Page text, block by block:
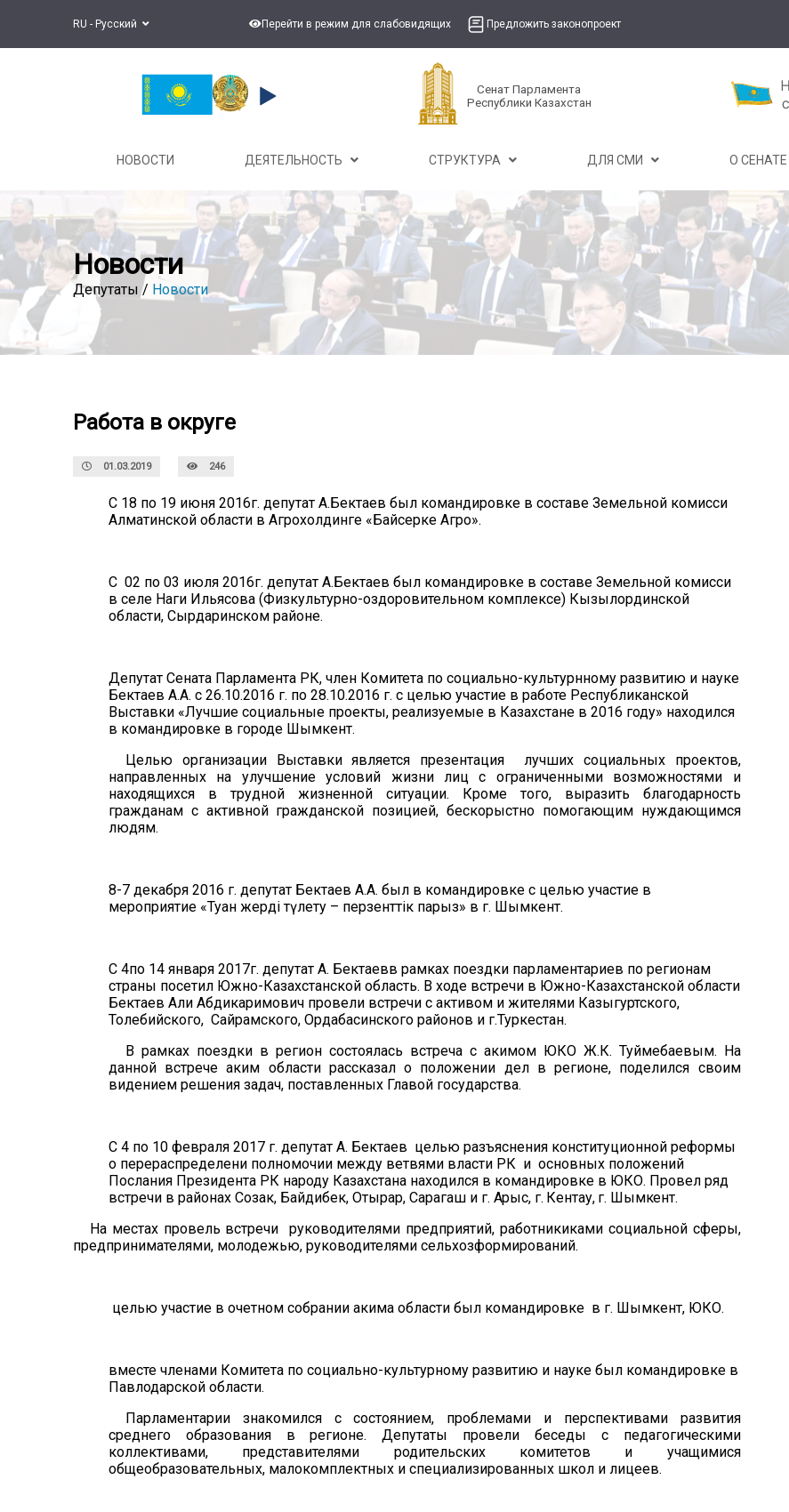
RU - Русский Перейти в режим для слабовидящих Предложить законопроект
Сенат Парламента
Республики Казахстан
НОВОСТИ ДЕЯТЕЛЬНОСТЬ СТРУКТУРА ДЛЯ СМИ О СЕНАТЕ
Новости
Депутаты / Новости
Работа в округе
01.03.2019 246
С 18 по 19 июня 2016г. депутат А.Бектаев был командировке в составе Земельной комисси
Алматинской области в Агрохолдинге «Байсерке Агро».
С 02 по 03 июля 2016г. депутат А.Бектаев был командировке в составе Земельной комисси
в селе Наги Ильясова (Физкультурно-оздоровительном комплексе) Кызылординской
области, Сырдаринском районе.
Депутат Сената Парламента РК, член Комитета по социально-культурнному развитию и науке
Бектаев А.А. с 26.10.2016 г. по 28.10.2016 г. с целью участие в работе Республиканской
Выставки «Лучшие социальные проекты, реализуемые в Казахстане в 2016 году» находился
в командировке в городе Шымкент.
Целью организации Выставки является презентация
лучших социальных проектов,
направленных на улучшение условий жизни лиц с ограниченными возможностями и
находящихся в трудной жизненной ситуации. Кроме того, выразить благодарность
гражданам с активной гражданской позицией, бескорыстно помогающим нуждающимся
людям.
8-7 декабря 2016 г. депутат Бектаев А.А. был в командировке с целью участие в
мероприятие «Туған жерді түлету – перзенттік парыз» в г. Шымкент.
С 4по 14 января 201 7г. депутат А. Бектаевв рамках поездки парламентариев по регионам
страны посетил Южно-Казахстанской область. В ходе встречи в Южно-Казахстанской области
Бектаев Али Абдикаримович провели встречи с активом и жителями Казыгуртского,
Толебийского, Сайрамского, Ордабасинского районов и г.Туркестан.
В рамках поездки в регион состоялась встреча с акимом ЮКО Ж.К. Туймебаевым. На
данной встрече аким области рассказал о положении дел в регионе, поделился своим
видением решения задач, поставленных Главой государства.
С 4 по 10 февраля 2017 г. депутат А. Бектаев целью разъяснения конституционной реформы
о перераспределени полномочии между ветвями власти РК и основных положений
Послания Президента РК народу Казахстана находился в командировке в ЮКО. Провел ряд
встречи в районах Созак, Байдибек, Отырар, Сарагаш и г. Арыс, г. Кентау, г. Шымкент.
На местах провель встречи
руководителями предприятий, работникиками социальной сферы,
предпринимателями, молодежью, руководителями сельхозформирований.
целью участие в очетном собрании акима области был командировке в г. Шымкент, ЮКО.
вместе членами Комитета по социально-культурному развитию и науке был командировке в
Павлодарской области.
Парламентарии знакомилсяс состоянием, проблемами и перспективами развития
среднего образования в регионе. Депутаты провели беседы с педагогическими
коллективами, представителями родительских комитетов и учащимися
общеобразовательных, малокомплектных и специализированных школ и лицеев.